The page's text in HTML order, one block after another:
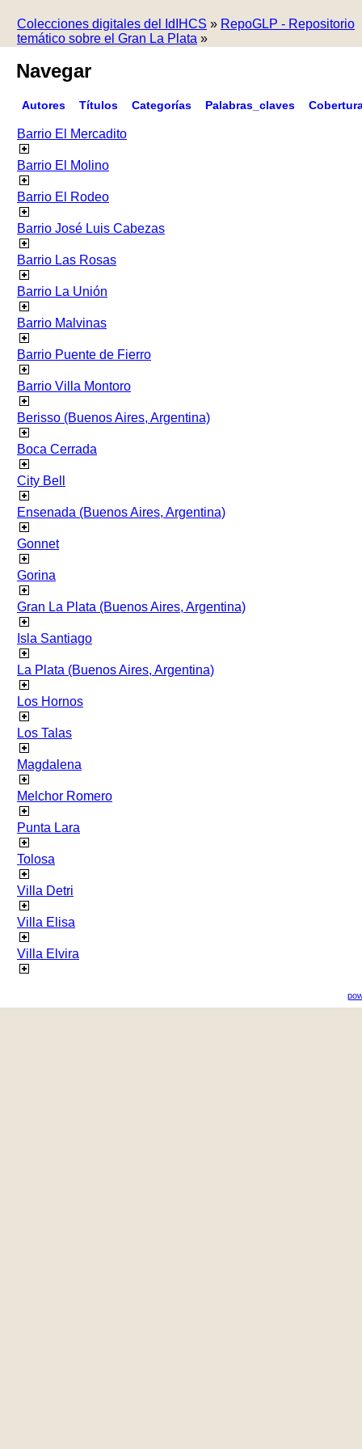
Colecciones digitales del IdIHCS » RepoGLP - Repositorio
temático sobre el Gran La Plata »
Navegar
Autores Títulos Categorías Palabras_claves
Barrio El Mercadito
Barrio El Molino
Barrio El Rodeo
Barrio José Luis Cabezas
Barrio Las Rosas
Barrio La Unión
Barrio Malvinas
Barrio Puente de Fierro
Barrio Villa Montoro
Berisso (Buenos Aires, Argentina)
Boca Cerrada
City Bell
Ensenada (Buenos Aires, Argentina)
Gonnet
Gorina
Gran La Plata (Buenos Aires, Argentina)
Isla Santiago
La Plata (Buenos Aires, Argentina)
Los Hornos
Los Talas
Magdalena
Melchor Romero
Punta Lara
Tolosa
Villa Detri
Villa Elisa
Villa Elvira